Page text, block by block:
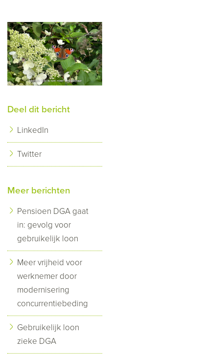
Deel dit bericht
LinkedIn
Twitter
Meer berichten
Pensioen DGA gaat
in: gevolg voor
gebruikelijk loon
Meer vrijheid voor
werknemer door
modernisering
concurrentiebeding
Gebruikelijk loon
zieke DGA